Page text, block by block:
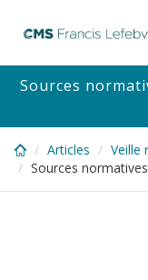
content
Sources
Articles
Veille
Sources